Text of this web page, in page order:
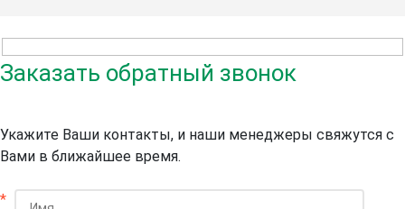
Заказать обратный звонок
Укажите Ваши контакты, и наши менеджеры свяжутся с
Вами в ближайшее время.
*